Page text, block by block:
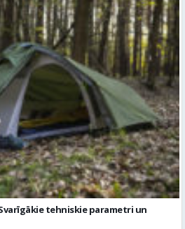
tehniskie parametri un